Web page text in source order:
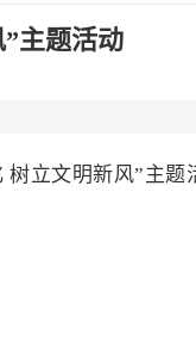
主题活动
立文明新风”主题